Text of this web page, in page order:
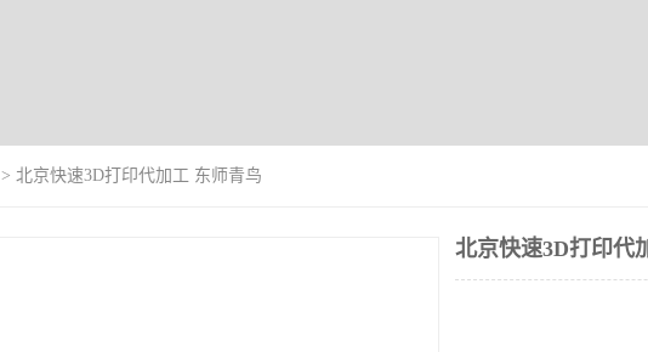
> 北京快速3D打印代加工 东师青鸟
北京快速3D打印代